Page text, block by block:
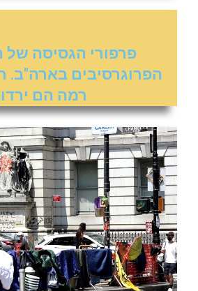
פרפורי הגסיסה של
הפרוגרסיבים בארה"ב.
רמה הם